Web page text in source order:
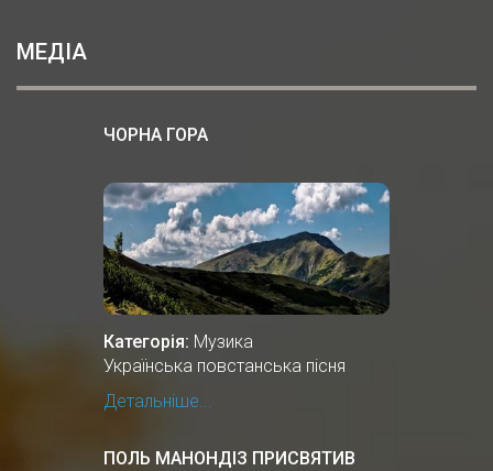
МЕДІА
ЧОРНА ГОРА
Категорія: Музика
Українська повстанська пісня
Детальніше...
ПОЛЬ МАНОНДІЗ ПРИСВЯТИВ